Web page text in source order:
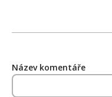
Název komentáře